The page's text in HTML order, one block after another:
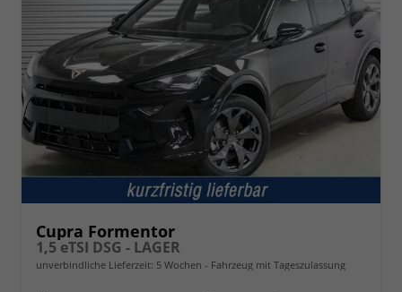
Cupra Formentor
1,5 eTSI DSG - LAGER
unverbindliche Lieferzeit: 5 Wochen Fahrzeug mit Tageszulassung